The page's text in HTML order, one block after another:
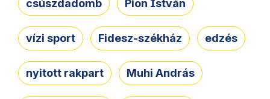
csúszdadomb Pion István
vízi sport Fidesz-székház edzés
nyitott rakpart Muhi András